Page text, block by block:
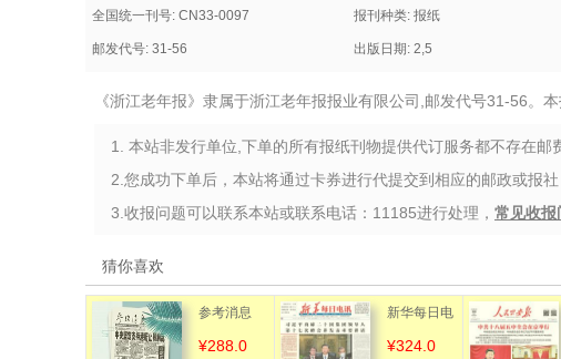
全国统一刊号: CN33-0097 报刊种类: 报纸
邮发代号: 31-56 出版日期: 2,5
《浙江老年报》隶属于浙江老年报报业有限公司,邮发代号31-56。
1. 本站非发行单位,下单的所有报纸刊物提供代订服务都不存在邮
2.您成功下单后，本站将通过卡券进行代提交到相应的邮政或报社
3.收报问题可以联系本站或联系电话：11185进行处理， 常见收报
猜你喜欢
参考消息
¥288.0
新华每日电
讯
¥324.0